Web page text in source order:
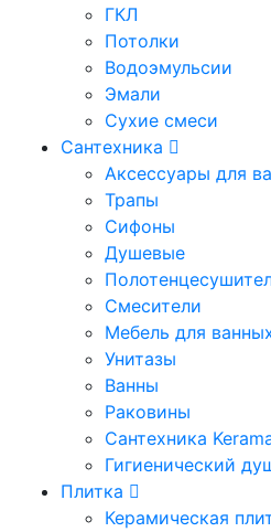
ГКЛ
Потолки
Водоэмульсии
Эмали
Сухие смеси
Сантехника
Аксессуары для
Трапы
Сифоны
Душевые
Смесители
Мебель для
Унитазы
Ванны
Раковины
Сантехника
Гигиенический
Плитка
Керамическая